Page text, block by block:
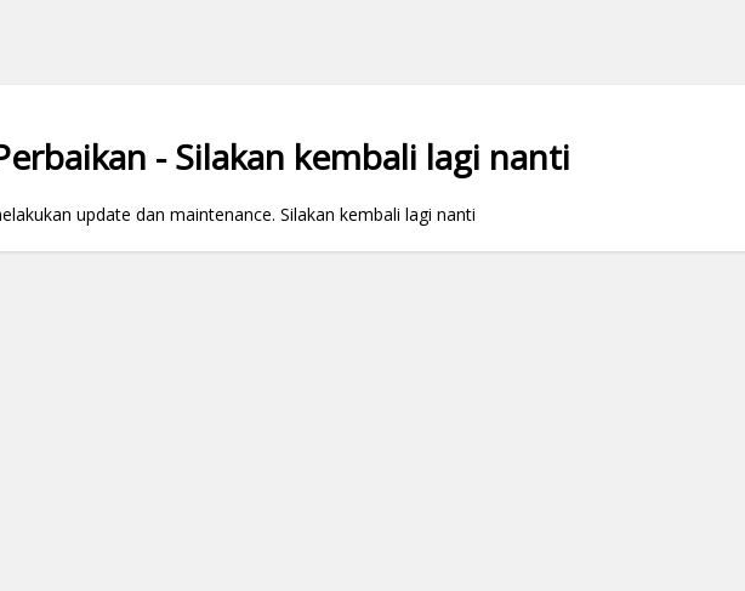
- Silakan kembali lagi nanti
update dan maintenance. Silakan kembali lagi nanti